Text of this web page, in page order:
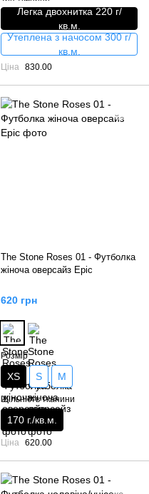
Легка двохнитка 220 г/
кв.м.
Утеплена з начосом 300 г/
кв.м.
Ціна 830.00
The Stone Roses 01 - Футболка
жіноча оверсайз Epic
620 грн
Розмір
XS S M
Щільність тканини
170 г./кв.м.
Ціна 620.00